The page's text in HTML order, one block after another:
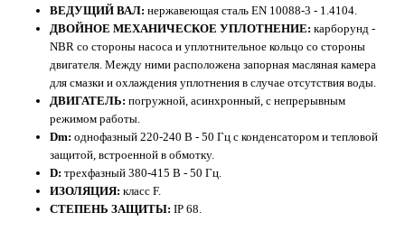
ВЕДУЩИЙ ВАЛ: нержавеющая сталь EN 10088-3 - 1.4104.
ДВОЙНОЕ МЕХАНИЧЕСКОЕ УПЛОТНЕНИЕ: карборунд -
NBR со стороны насоса и уплотнительное кольцо со стороны
двигателя. Между ними расположена запорная масляная камера
для смазки и охлаждения уплотнения в случае отсутствия воды.
ДВИГАТЕЛЬ: погружной, асинхронный, с непрерывным
режимом работы.
Dm: однофазный 220-240 В - 50 Гц с конденсатором и тепловой
защитой, встроенной в обмотку.
D: трехфазный 380-415 В - 50 Гц.
ИЗОЛЯЦИЯ: класс F.
СТЕПЕНЬ ЗАЩИТЫ: IP 68.